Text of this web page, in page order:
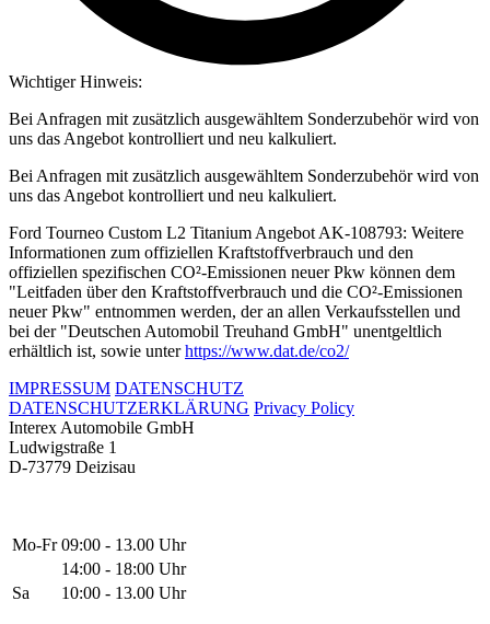
Wichtiger Hinweis:
Bei Anfragen mit zusätzlich ausgewähltem Sonderzubehör wird von
uns das Angebot kontrolliert und neu kalkuliert.
Bei Anfragen mit zusätzlich ausgewähltem Sonderzubehör wird von
uns das Angebot kontrolliert und neu kalkuliert.
Ford Tourneo Custom L2 Titanium Angebot AK-108793: Weitere
Informationen zum offiziellen Kraftstoffverbrauch und den
offiziellen spezifischen CO²-Emissionen neuer Pkw können dem
"Leitfaden über den Kraftstoffverbrauch und die CO²-Emissionen
neuer Pkw" entnommen werden, der an allen Verkaufsstellen und
bei der "Deutschen Automobil Treuhand GmbH" unentgeltlich
erhältlich ist, sowie unterhttps://www.dat.de/co2/
IMPRESSUM DATENSCHUTZ
DATENSCHUTZERKLÄRUNG Privacy Policy
Interex Automobile GmbH
Ludwigstraße 1
D-73779 Deizisau
Mo-Fr 09:00 - 13.00 Uhr
14:00 - 18:00 Uhr
Sa
10:00 - 13.00 Uhr